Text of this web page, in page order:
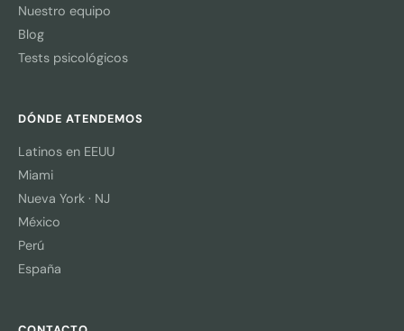
Nuestro equipo
Blog
Tests psicológicos
DÓNDE ATENDEMOS
Latinos en EEUU
Miami
Nueva York · NJ
México
Perú
España